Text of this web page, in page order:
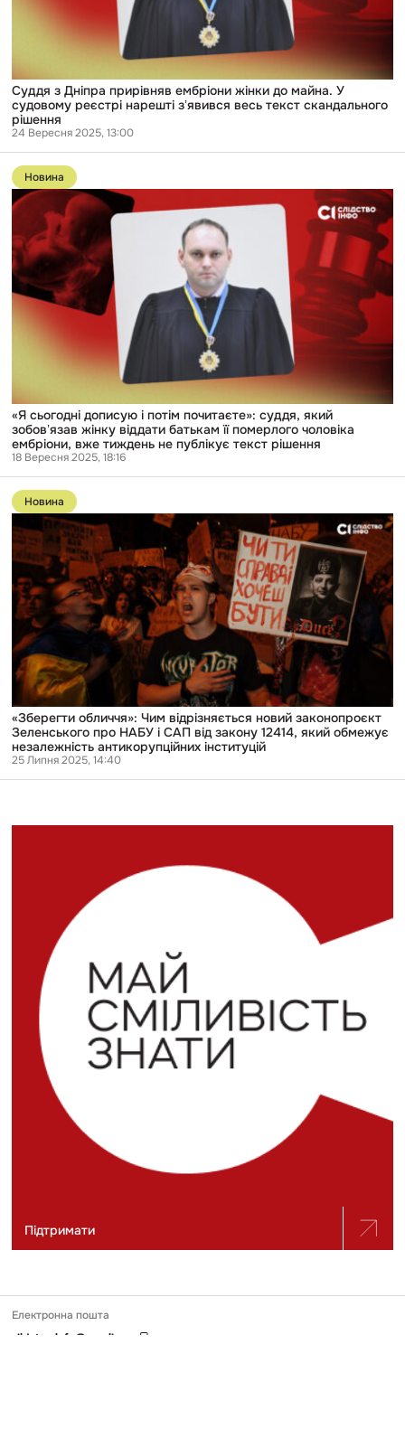
судовому
реєстрі
текст
скандального
рішення
Суддя з Дніпра прирівняв ембріони жінки до майна. У
судовому реєстрі нарешті зʼявився весь текст скандального
рішення
24 Вересня 2025, 13:00
Перейти
до
публікації
«Я
сьогодні
дописую
потім
почитаєте»:
суддя,
який
зобовʼязав
жінку
віддати
батькам
померлого
чоловіка
ембріони,
вже
тиждень
не
публікує
текст
рішення
Новина
«Я сьогодні дописую і потім почитаєте»: суддя, який
зобовʼязав жінку віддати батькам її померлого чоловіка
ембріони, вже тиждень не публікує текст рішення
18 Вересня 2025, 18:16
Перейти
до
публікації
«Зберегти
обличчя»:
Чим
відрізняється
новий
законопроєкт
Зеленського
НАБУ
САП
від
закону
12414,
який
обмежує
незалежність
антикорупційних
інституцій
Новина
«Зберегти обличчя»: Чим відрізняється новий законопроєкт
Зеленського про НАБУ і САП від закону 12414, який обмежує
незалежність антикорупційних інституцій
25 Липня 2025, 14:40
Підтримати
Електронна пошта
slidstvo.info@gmail.com